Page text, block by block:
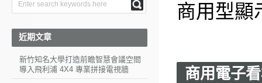
商用型顯
商用電子
近期文章
新竹知名大學打造前瞻智慧會議空間
導入飛利浦 4X4 專業拼接電視牆